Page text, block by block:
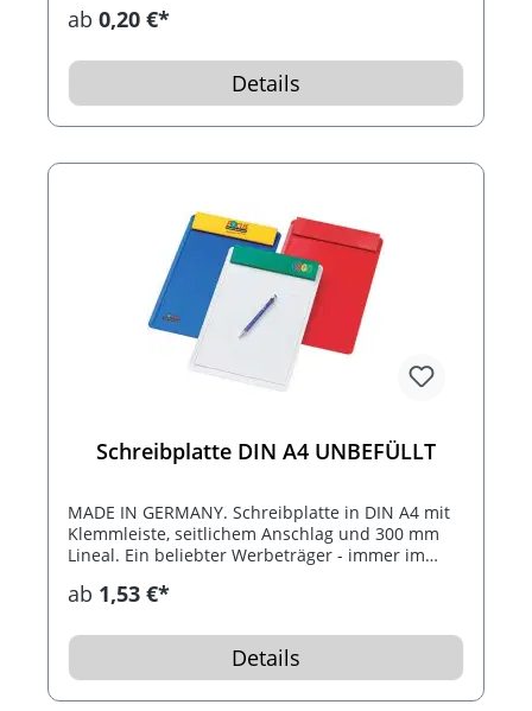
ab 0,20 €*
Details
Schreibplatte DIN A4 UNBEFÜLLT
MADE IN GERMANY. Schreibplatte in DIN A4 mit
Klemmleiste, seitlichem Anschlag und 300 mm
Lineal. Ein beliebter Werbeträger - immer im
Büro, Lager, Betrieb und Beruf.
ab 1,53 €*
Details